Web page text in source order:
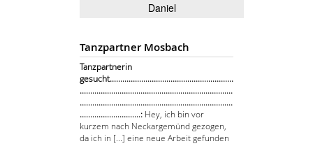
Daniel
Tanzpartner Mosbach
Tanzpartnerin
gesucht...........................................................
.........................................................................
.........................................................................
.............................: Hey, ich bin vor
kurzem nach Neckargemünd gezogen,
da ich in [...] eine neue Arbeit gefunden